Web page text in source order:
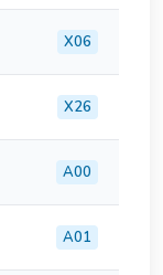
X06
X26
A00
A01